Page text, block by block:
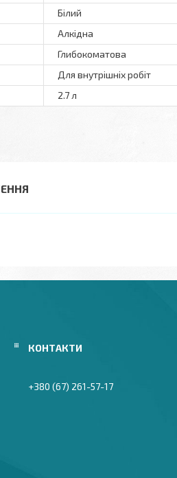
Білий
Алкідна
Глибокоматова
Для внутрішніх робіт
2.7 л
+380 (67) 261-57-17